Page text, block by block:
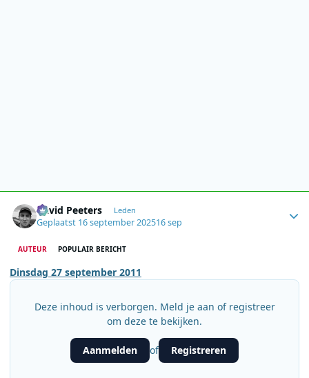
David Peeters Leden
Geplaatst 16 september 202516 sep
AUTEUR POPULAIR BERICHT
Dinsdag 27 september 2011
Deze inhoud is verborgen. Meld je aan of registreer
om deze te bekijken.
Aanmelden of Registreren